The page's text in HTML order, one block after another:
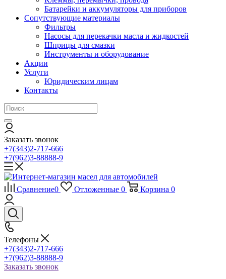
Батарейки и аккумуляторы для приборов
Сопутствующие материалы
Фильтры
Насосы для перекачки масла и жидкостей
Шприцы для смазки
Инструменты и оборудование
Акции
Услуги
Юридическим лицам
Контакты
Заказать звонок
+7(343)2-717-666
+7(962)3-88888-9
Сравнение0 Отложенные 0 Корзина 0
Телефоны
+7(343)2-717-666
+7(962)3-88888-9
Заказать звонок